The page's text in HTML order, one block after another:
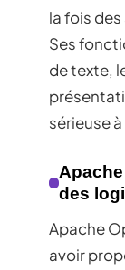
la fois
Ses
de texte,
sérieuse
des
Apache
avoir